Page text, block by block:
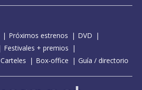
Próximos estrenos
DVD
Festivales + premios
Carteles Box-office Guía / directorio